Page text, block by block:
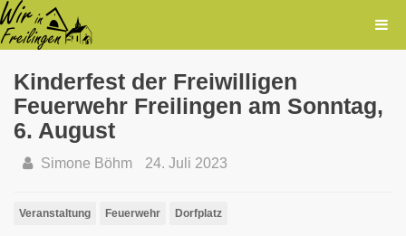
Kinderfest der Freiwilligen
Feuerwehr Freilingen am Sonntag,
6. August
Simone Böhm 24. Juli 2023
Veranstaltung Feuerwehr Dorfplatz